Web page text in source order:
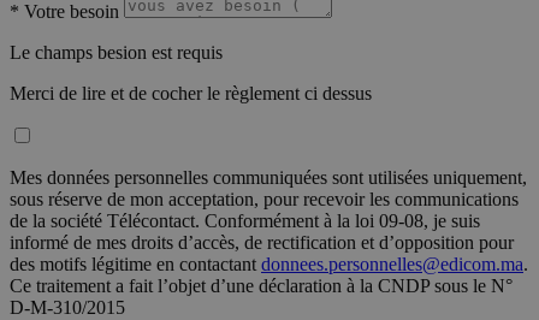
* Votre besoin
Le champs besion est requis
Merci de lire et de cocher le règlement ci dessus
Mes données personnelles communiquées sont utilisées uniquement,
sous réserve de mon acceptation, pour recevoir les communications
de la société Télécontact. Conformément à la loi 09-08, je suis
informé de mes droits d’accès, de rectification et d’opposition pour
des motifs légitime en contactant donnees.personnelles@edicom.ma.
Ce traitement a fait l’objet d’une déclaration à la CNDP sous le N°
D-M-310/2015